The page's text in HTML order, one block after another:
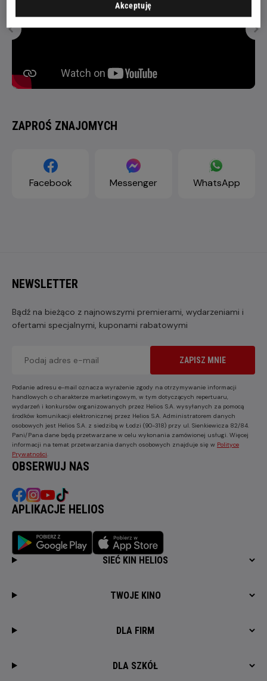
ZAPROŚ ZNAJOMYCH
Facebook Messenger WhatsApp
NEWSLETTER
Bądź na bieżąco z najnowszymi premierami, wydarzeniami i
ofertami specjalnymi, kuponami rabatowymi
ZAPISZ MNIE
Podanie adresu e-mail oznacza wyrażenie zgody na otrzymywanie informacji
handlowych o charakterze marketingowym, w tym dotyczących repertuaru,
wydarzeń i konkursów organizowanych przez Helios S.A. wysyłanych za pomocą
środków komunikacji elektronicznej przez Helios S.A. Administratorem danych
osobowych jest Helios S.A. z siedzibą w Łodzi (90-318) przy ul. Sienkiewicza 82/84.
Pani/Pana dane będą przetwarzane w celu wykonania zamówionej usługi. Więcej
informacji na temat przetwarzania danych osobowych znajduje się w Polityce
Prywatności
OBSERWUJ NAS
APLIKACJE HELIOS
SIEĆ KIN HELIOS
TWOJE KINO
DLA FIRM
DLA SZKÓŁ
Akceptuję